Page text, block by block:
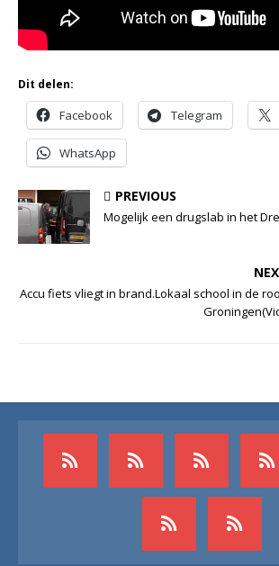
Dit delen:
Facebook Telegram
WhatsApp
PREVIOUS
Mogelijk een drugslab in het
Accu fiets vliegt in brand.Lokaal school in de